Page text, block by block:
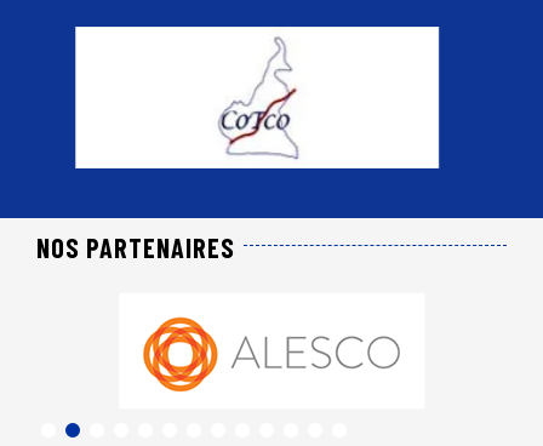
NOS PARTENAIRES